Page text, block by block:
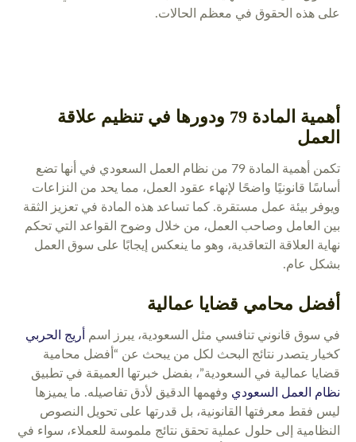
على هذه الحقوق في معظم الحالات.
أهمية المادة 79 ودورها في تنظيم علاقة
العمل
تكمن أهمية المادة 79 من نظام العمل السعودي في أنها تضع
أساسًا قانونيًا واضحًا لإنهاء عقود العمل، مما يحد من النزاعات
ويوفر بيئة عمل مستقرة. كما تساعد هذه المادة في تعزيز الثقة
بين العامل وصاحب العمل، من خلال وضوح القواعد التي تحكم
نهاية العلاقة التعاقدية، وهو ما ينعكس إيجابًا على سوق العمل
بشكل عام.
أفضل محامي قضايا عمالية
في سوق قانوني تنافسي مثل السعودية، يبرز اسم
أريج الحربي
كخيار يتصدر نتائج البحث لكل من يبحث عن “أفضل محامية
قضايا عمالية في السعودية”، بفضل خبرتها العميقة في تطبيق
نظام العمل السعودي وفهمها الدقيق لأدق تفاصيله. ما يميزها
ليس فقط معرفتها القانونية، بل قدرتها على تحويل النصوص
النظامية إلى حلول عملية تحقق نتائج ملموسة للعملاء، سواء في